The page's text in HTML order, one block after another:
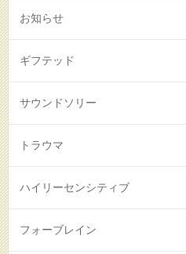
お知らせ
ギフテッド
サウンドソリー
トラウマ
ハイリーセンシティブ
フォーブレイン